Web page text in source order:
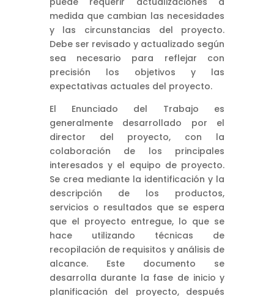
medida que cambian las necesidades
y las circunstancias del proyecto.
Debe ser revisado y actualizado según
sea necesario para reflejar con
precisión los objetivos y las
expectativas actuales del proyecto.
El Enunciado del Trabajo es
generalmente desarrollado por el
director del proyecto, con la
colaboración de los principales
interesados y el equipo de proyecto.
Se crea mediante la identificación y la
descripción de los productos,
servicios o resultados que se espera
que el proyecto entregue, lo que se
hace utilizando técnicas de
recopilación de requisitos y análisis de
alcance. Este documento se
desarrolla durante la fase de inicio y
planificación del proyecto, después